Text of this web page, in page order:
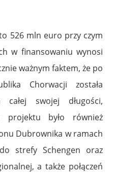
526 mln euro przy czym
w finansowaniu wynosi
ważnym faktem, że po
Chorwacji została
całej swojej długości,
projektu było również
Dubrownika w ramach
strefy Schengen oraz
a także połączeń